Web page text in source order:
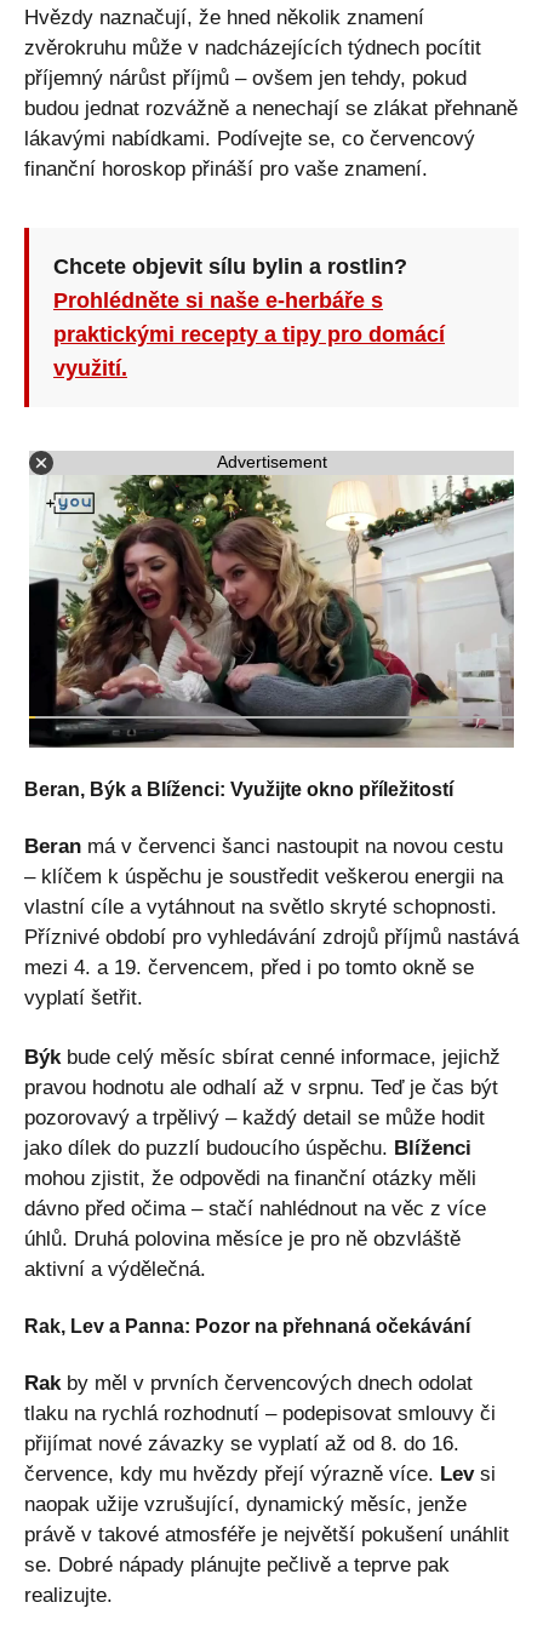
Hvězdy naznačují, že hned několik znamení
zvěrokruhu může v nadcházejících týdnech pocítit
příjemný nárůst příjmů – ovšem jen tehdy, pokud
budou jednat rozvážně a nenechají se zlákat přehnaně
lákavými nabídkami. Podívejte se, co červencový
finanční horoskop přináší pro vaše znamení.
Chcete objevit sílu bylin a rostlin?
Prohlédněte si naše e-herbáře s
praktickými recepty a tipy pro domácí
využití.
Advertisement
Beran, Býk a Blíženci: Využijte okno příležitostí
Beran má v červenci šanci nastoupit na novou cestu
– klíčem k úspěchu je soustředit veškerou energii na
vlastní cíle a vytáhnout na světlo skryté schopnosti.
Příznivé období pro vyhledávání zdrojů příjmů nastává
mezi 4. a 19. červencem, před i po tomto okně se
vyplatí šetřit.
Býkbude celý měsíc sbírat cenné informace, jejichž
pravou hodnotu ale odhalí až v srpnu. Teď je čas být
pozorovavý a trpělivý – každý detail se může hodit
jako dílek do puzzlí budoucího úspěchu. Blíženci
mohou zjistit, že odpovědi na finanční otázky měli
dávno před očima – stačí nahlédnout na věc z více
úhlů. Druhá polovina měsíce je pro ně obzvláště
aktivní a výdělečná.
Rak, Lev a Panna: Pozor na přehnaná očekávání
Rakby měl v prvních červencových dnech odolat
tlaku na rychlá rozhodnutí – podepisovat smlouvy či
přijímat nové závazky se vyplatí až od 8. do 16.
července, kdy mu hvězdy přejí výrazně více. Levsi
naopak užije vzrušující, dynamický měsíc, jenže
právě v takové atmosféře je největší pokušení unáhlit
se. Dobré nápady plánujte pečlivě a teprve pak
realizujte.